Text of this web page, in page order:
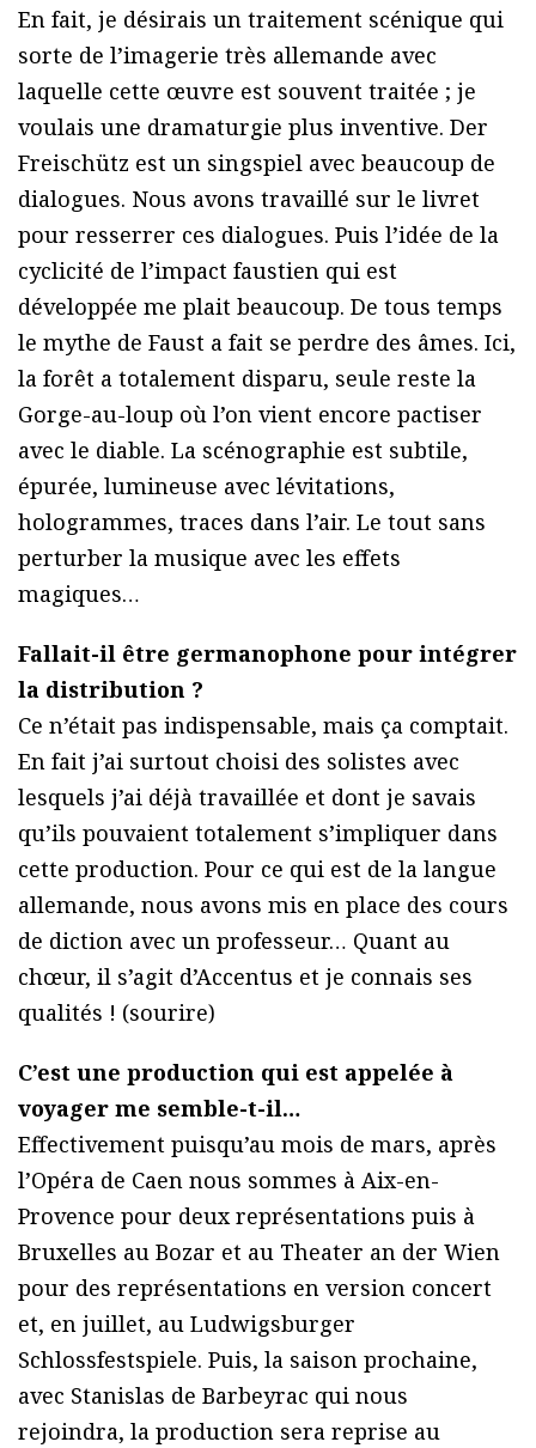
En fait, je désirais un traitement scénique qui
sorte de l’imagerie très allemande avec
laquelle cette œuvre est souvent traitée ; je
voulais une dramaturgie plus inventive. Der
Freischütz est un singspiel avec beaucoup de
dialogues. Nous avons travaillé sur le livret
pour resserrer ces dialogues. Puis l’idée de la
cyclicité de l’impact faustien qui est
développée me plait beaucoup. De tous temps
le mythe de Faust a fait se perdre des âmes. Ici,
la forêt a totalement disparu, seule reste la
Gorge-au-loup où l’on vient encore pactiser
avec le diable. La scénographie est subtile,
épurée, lumineuse avec lévitations,
hologrammes, traces dans l’air. Le tout sans
perturber la musique avec les effets
magiques…
Fallait-il être germanophone pour intégrer
la distribution ?
Ce n’était pas indispensable, mais ça comptait.
En fait j’ai surtout choisi des solistes avec
lesquels j’ai déjà travaillée et dont je savais
qu’ils pouvaient totalement s’impliquer dans
cette production. Pour ce qui est de la langue
allemande, nous avons mis en place des cours
de diction avec un professeur… Quant au
chœur, il s’agit d’Accentus et je connais ses
qualités ! (sourire)
C’est une production qui est appelée à
voyager me semble-t-il…
Effectivement puisqu’au mois de mars, après
l’Opéra de Caen nous sommes à Aix-en-
Provence pour deux représentations puis à
Bruxelles au Bozar et au Theater an der Wien
pour des représentations en version concert
et, en juillet, au Ludwigsburger
Schlossfestspiele. Puis, la saison prochaine,
avec Stanislas de Barbeyrac qui nous
rejoindra, la production sera reprise au